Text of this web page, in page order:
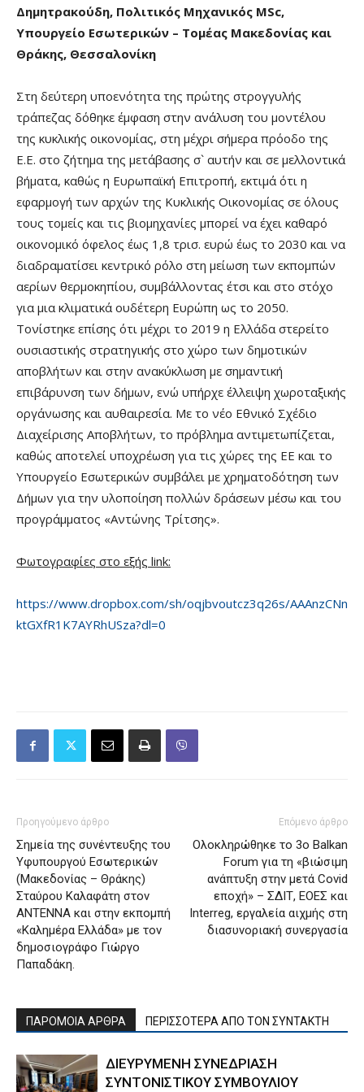
Δημητρακούδη, Πολιτικός Μηχανικός MSc,
Υπουργείο Εσωτερικών – Τομέας Μακεδονίας και
Θράκης, Θεσσαλονίκη
Στη δεύτερη υποενότητα της πρώτης στρογγυλής
τράπεζας δόθηκε έμφαση στην ανάλυση του μοντέλου
της κυκλικής οικονομίας, στη μέχρι σήμερα πρόοδο της
Ε.Ε. στο ζήτημα της μετάβασης σ` αυτήν και σε μελλοντικά
βήματα, καθώς η Ευρωπαϊκή Επιτροπή, εκτιμά ότι η
εφαρμογή των αρχών της Κυκλικής Οικονομίας σε όλους
τους τομείς και τις βιομηχανίες μπορεί να έχει καθαρό
οικονομικό όφελος έως 1,8 τρισ. ευρώ έως το 2030 και να
διαδραματίσει κεντρικό ρόλο στη μείωση των εκπομπών
αερίων θερμοκηπίου, συμβάλλοντας έτσι και στο στόχο
για μια κλιματικά ουδέτερη Ευρώπη ως το 2050.
Τονίστηκε επίσης ότι μέχρι το 2019 η Ελλάδα στερείτο
ουσιαστικής στρατηγικής στο χώρο των δημοτικών
αποβλήτων και στην ανακύκλωση με σημαντική
επιβάρυνση των δήμων, ενώ υπήρχε έλλειψη χωροταξικής
οργάνωσης και αυθαιρεσία. Με το νέο Εθνικό Σχέδιο
Διαχείρισης Αποβλήτων, το πρόβλημα αντιμετωπίζεται,
καθώς αποτελεί υποχρέωση για τις χώρες της ΕΕ και το
Υπουργείο Εσωτερικών συμβάλει με χρηματοδότηση των
Δήμων για την υλοποίηση πολλών δράσεων μέσω και του
προγράμματος «Αντώνης Τρίτσης».
Φωτογραφίες στο εξής link:
https://www.dropbox.com/sh/oqjbvoutcz3q26s/AAAnzCNn
ktGXfR1K7AYRhUSza?dl=0
Προηγούμενο άρθρο
Σημεία της συνέντευξης του
Υφυπουργού Εσωτερικών
(Μακεδονίας – Θράκης)
Σταύρου Καλαφάτη στον
ΑΝΤΕΝΝΑ και στην εκπομπή
«Καλημέρα Ελλάδα» με τον
δημοσιογράφο Γιώργο
Παπαδάκη.
Επόμενο άρθρο
Ολοκληρώθηκε το 3ο Balkan
Forum για τη «βιώσιμη
ανάπτυξη στην μετά Covid
εποχή» – ΣΔΙΤ, ΕΟΕΣ και
Interreg, εργαλεία αιχμής στη
διασυνοριακή συνεργασία
ΠΑΡΟΜΟΙΑ ΑΡΘΡΑ ΠΕΡΙΣΣΟΤΕΡΑ ΑΠΟ ΤΟΝ ΣΥΝΤΑΚΤΗ
ΔΙΕΥΡΥΜΕΝΗ ΣΥΝΕΔΡΙΑΣΗ
ΣΥΝΤΟΝΙΣΤΙΚΟΥ ΣΥΜΒΟΥΛΙΟΥ